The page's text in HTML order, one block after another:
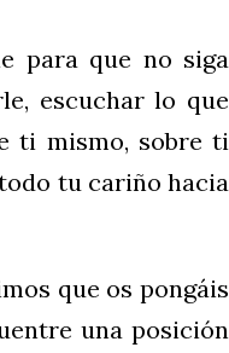
para que no siga
escuchar lo que
ti mismo, sobre ti
tu cariño hacia
que os pongáis
una posición